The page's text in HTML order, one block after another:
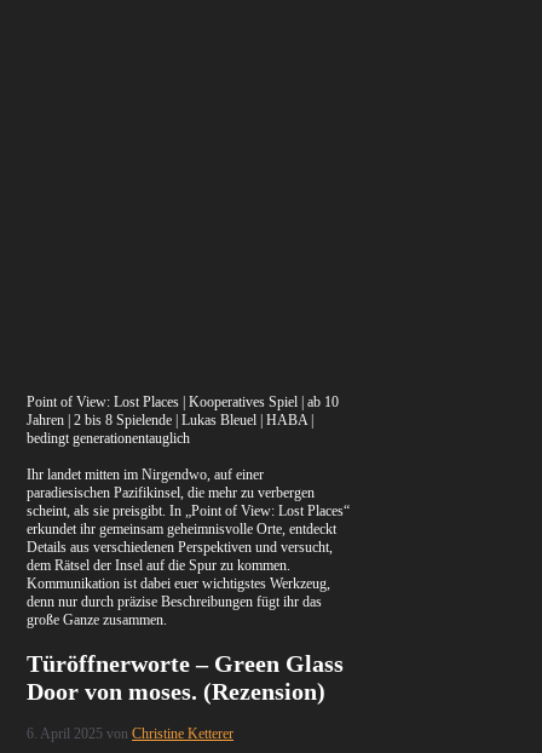
Point of View: Lost Places | Kooperatives Spiel | ab 10
Jahren | 2 bis 8 Spielende | Lukas Bleuel | HABA |
bedingt generationentauglich
Ihr landet mitten im Nirgendwo, auf einer
paradiesischen Pazifikinsel, die mehr zu verbergen
scheint, als sie preisgibt. In „Point of View: Lost Places“
erkundet ihr gemeinsam geheimnisvolle Orte, entdeckt
Details aus verschiedenen Perspektiven und versucht,
dem Rätsel der Insel auf die Spur zu kommen.
Kommunikation ist dabei euer wichtigstes Werkzeug,
denn nur durch präzise Beschreibungen fügt ihr das
große Ganze zusammen.
Türöffnerworte – Green Glass
Door von moses. (Rezension)
6. April 2025 vonChristine Ketterer